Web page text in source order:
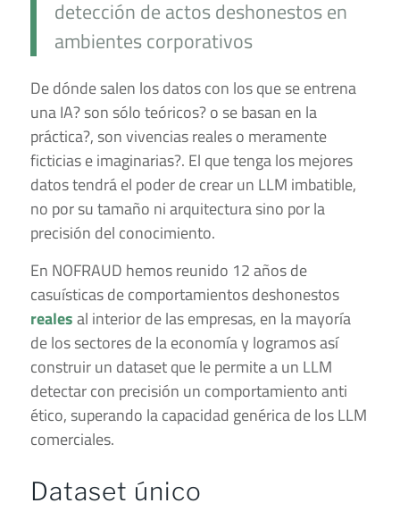
detección de actos deshonestos en
ambientes corporativos
De dónde salen los datos con los que se entrena
una IA? son sólo teóricos? o se basan en la
práctica?, son vivencias reales o meramente
ficticias e imaginarias?. El que tenga los mejores
datos tendrá el poder de crear un LLM imbatible,
no por su tamaño ni arquitectura sino por la
precisión del conocimiento.
En NOFRAUD hemos reunido 12 años de
casuísticas de comportamientos deshonestos
realesal interior de las empresas, en la mayoría
de los sectores de la economía y logramos así
construir un dataset que le permite a un LLM
detectar con precisión un comportamiento anti
ético, superando la capacidad genérica de los LLM
comerciales.
Dataset único